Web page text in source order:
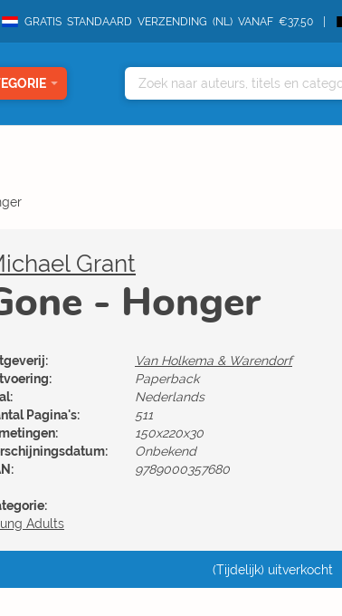
GRATIS STANDAARD VERZENDING (NL) VANAF €37,50
Grant
- Honger
Van Holkema & Warendorf
Paperback
Nederlands
Pagina's:
511
150x220x30
Onbekend
9789000357680
Adults
(Tijdelijk) uitverkocht